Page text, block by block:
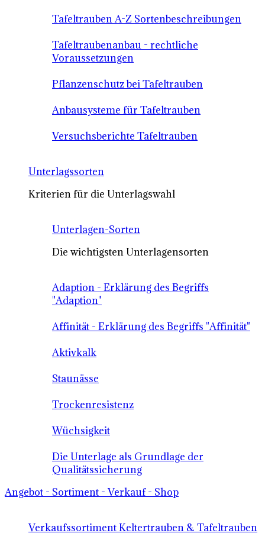
Tafeltrauben A-Z Sortenbeschreibungen
Tafeltraubenanbau - rechtliche
Voraussetzungen
Pflanzenschutz bei Tafeltrauben
Anbausysteme für Tafeltrauben
Versuchsberichte Tafeltrauben
Unterlagssorten
Kriterien für die Unterlagswahl
Unterlagen-Sorten
Die wichtigsten Unterlagensorten
Adaption - Erklärung des Begriffs
"Adaption"
Affinität - Erklärung des Begriffs "Affinität"
Aktivkalk
Staunässe
Trockenresistenz
Wüchsigkeit
Die Unterlage als Grundlage der
Qualitätssicherung
Angebot - Sortiment - Verkauf - Shop
Verkaufssortiment Keltertrauben & Tafeltrauben